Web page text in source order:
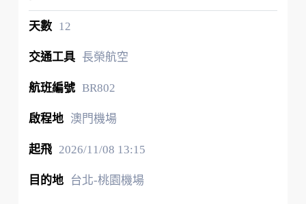
12
長榮航空
BR802
澳門機場
2026/11/08 13:15
台北-桃園機場